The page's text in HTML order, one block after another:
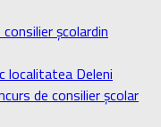
școlardin
localitatea Deleni
de consilier școlar